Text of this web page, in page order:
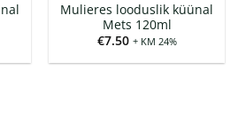
Mulieres looduslik küünal
Mets 120ml
€7.50 + KM 24%